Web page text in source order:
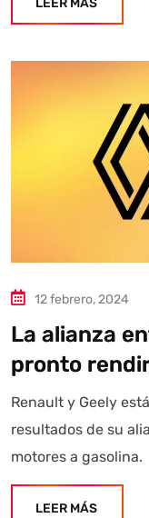
12 febrero, 2024
La alianza
pronto
Renault y Geely
resultados de su
motores a gasolina.
LEER MÁS